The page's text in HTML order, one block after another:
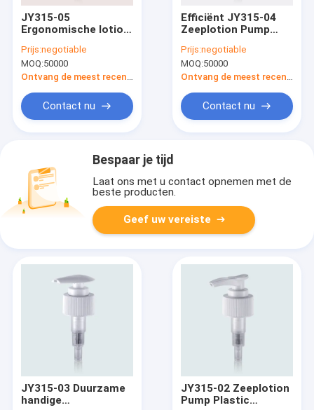
JY315-05
Ergonomische lotion
lekbestendig
Prijs:negotiable
MOQ:50000
Ontvang de meest recente Prijs
Contact nu
Efficiënt JY315-04
Zeeplotion Pump
Prijs:negotiable
MOQ:50000
Ontvang de meest recente Prijs
Contact nu
Bespaar je tijd
Laat ons met u contact opnemen met de
beste producten.
Geef uw vereiste
JY315-03 Duurzame
handige
JY315-02 Zeeplotion
Pump Plastic